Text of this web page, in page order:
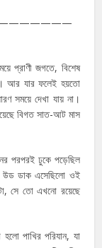
প্রাণী জগতে, বিশেষ
আর যার ফলেই হয়তো
সময়ে দেখা যায় না।
বিগত সাত-আট মাস
পরপরই ঢুকে পড়েছিল
উড ডাক এসেছিলো ওই
সে তো এখনো রয়েছে
পাখির পরিযান, যা